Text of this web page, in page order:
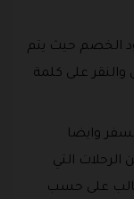
الخصم حيث يتم
على كلمة
وايضا
التي
على حسب